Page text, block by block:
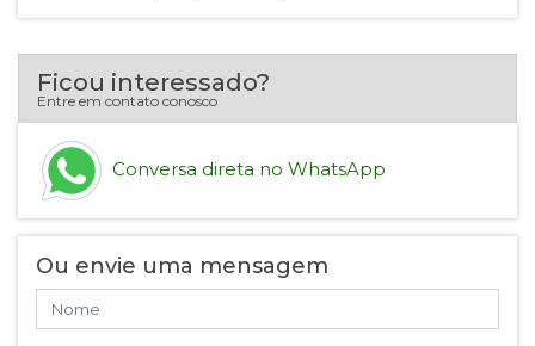
Ficou interessado?
Entre em contato conosco
Conversa direta no WhatsApp
Ou envie uma mensagem